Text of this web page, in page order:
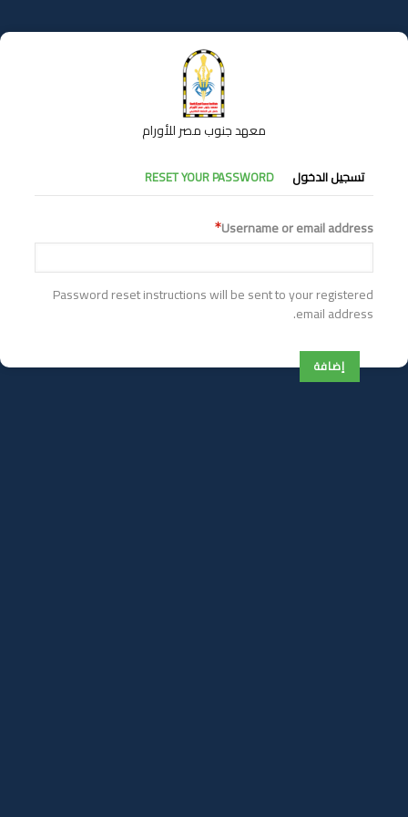
إلى
المحتوى
معهد جنوب مصر للأورام
التبويبات
الأساسية
تسجيل الدخول RESET YOUR PASSWORD
Username or email address
Password reset instructions will be sent to your registered
email address.